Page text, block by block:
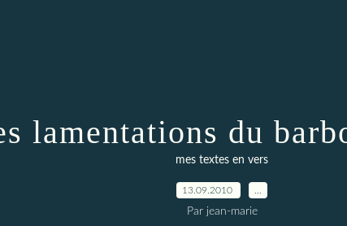
lamentations du
mes textes en vers
13.09.2010
Par jean-marie